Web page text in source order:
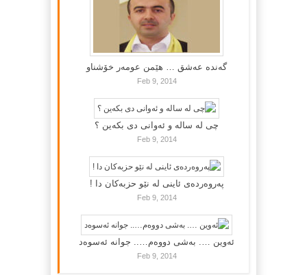
گه‌نده‌ عه‌شق … هێمن عومه‌ر خۆشناو
Feb 9, 2014
چی لە سالە و ئەوانی دی بكەین ؟
Feb 9, 2014
پەروەردەی ئاینی لە نێو حزبەکان دا !
Feb 9, 2014
ئەوین …. بەشی دووەم….. جوانە ئەسوەد
Feb 9, 2014